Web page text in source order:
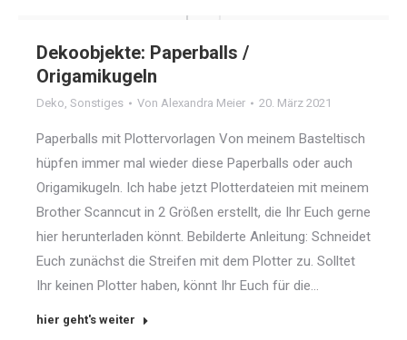
Dekoobjekte: Paperballs /
Origamikugeln
Deko, Sonstiges Von Alexandra Meier 20. März 2021
Paperballs mit Plottervorlagen Von meinem Basteltisch
hüpfen immer mal wieder diese Paperballs oder auch
Origamikugeln. Ich habe jetzt Plotterdateien mit meinem
Brother Scanncut in 2 Größen erstellt, die Ihr Euch gerne
hier herunterladen könnt. Bebilderte Anleitung: Schneidet
Euch zunächst die Streifen mit dem Plotter zu. Solltet
Ihr keinen Plotter haben, könnt Ihr Euch für die…
hier geht's weiter